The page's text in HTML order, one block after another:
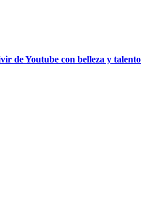
de Youtube con belleza y talento